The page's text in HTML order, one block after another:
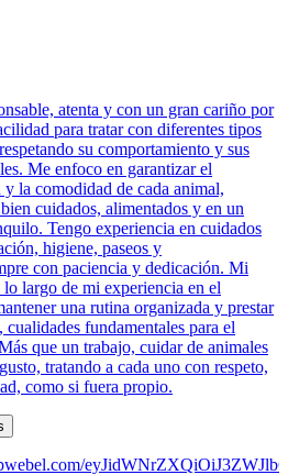
atenta y con un gran cariño por
para tratar con diferentes tipos
su comportamiento y sus
Me enfoco en garantizar el
y la comodidad de cada animal,
cuidados, alimentados y en un
Tengo experiencia en cuidados
higiene, paseos y
con paciencia y dedicación. Mi
largo de mi experiencia en el
una rutina organizada y prestar
cualidades fundamentales para el
que un trabajo, cuidar de animales
tratando a cada uno con respeto,
como si fuera propio.